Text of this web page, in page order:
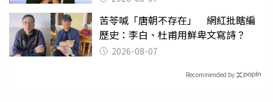
苦苓喊「唐朝不存在」 網紅批瞎編
歷史：李白、杜甫用鮮卑文寫詩？
2026-08-07
Recommended by